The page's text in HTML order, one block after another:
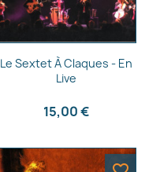
Aperçu rapide
Le Sextet À Claques - En
Live
15,00 €